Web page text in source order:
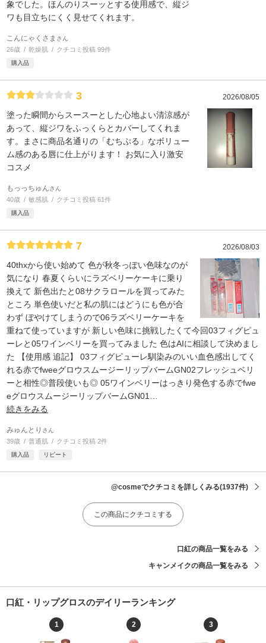
象でした。ほんのりスーッとする使用感で、縦ジ
ワも目立ちにくく見せてくれます。
こんにゃくさま さん
26歳 乾燥肌 クチコミ投稿 99件
購入品
3 2026/08/05
塗った瞬間からスースーとした心地よい清涼感が
あって、縦ジワをふっくらとカバーしてくれま
す。まさに商品名通りの「むちぷる」なボリュー
ム感のある唇に仕上がります！ お気に入り激安
コスメ
もっっちゅんさん
40歳 敏感肌 クチコミ投稿 61件
購入品
7 2026/08/03
40thxから使い始めて 色が秋冬っぽい色味なのが
気になり 春夏くらいにラズベリーケーキに乗り
換えて 新色出たと08サクラロールを買ってみた
ところ 単色使いだと私の肌にはどうにも色が合
わず ぼやけてしまうので06ラズベリーケーキを
重ねて使っていますが 新しい色味に挑戦したくて今回03フィグピュ
ーレと05ワインベリーを買ってみました 色はAIに相談して決めまし
た 【使用感 追記】 03フィグピューレ馴染みのいい血色感出してく
れる赤でfweeグロウスムージーリップバームGN02フレッシュベリ
ーと相性◎普段使いも◎ 05ワインベリーはっきり発色する赤でfwe
eグロウスムージーリップバームGN01
続きをみる
みゅんとり さん
39歳 普通肌 クチコミ投稿 2件
購入品 リピート
@cosmeでクチコミを詳しくみる(1937件)
この商品にクチコミする
口紅の商品一覧をみる
キャンメイクの商品一覧をみる
口紅・リップグロスのデイリーランキング
1 2 3